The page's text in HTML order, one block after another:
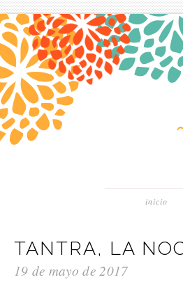
inicio
TANTRA, LA
19 de mayo de 2017